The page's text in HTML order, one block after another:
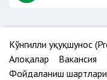
Кўнгилли ҳуқуқшунос
Алоқалар
Вакансия
Фойдаланиш шартлари